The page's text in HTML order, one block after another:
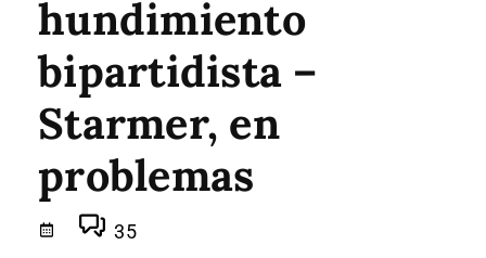
hundimiento
bipartidista –
Starmer, en
problemas
35